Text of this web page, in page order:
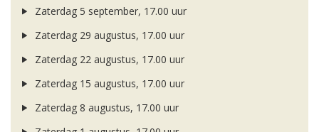
Zaterdag 5 september, 17.00 uur
Zaterdag 29 augustus, 17.00 uur
Zaterdag 22 augustus, 17.00 uur
Zaterdag 15 augustus, 17.00 uur
Zaterdag 8 augustus, 17.00 uur